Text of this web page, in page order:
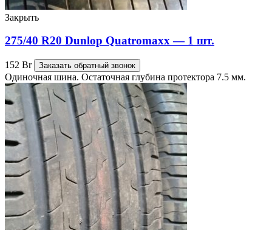
Закрыть
275/40 R20 Dunlop Quatromaxx — 1 шт.
152 Br Заказать обратный звонок
Одиночная шина. Остаточная глубина протектора 7.5 мм.